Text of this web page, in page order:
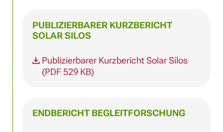
PUBLIZIERBARER KURZBERICHT
SOLAR SILOS
Publizierbarer Kurzbericht Solar Silos
(PDF 529 KB)
ENDBERICHT BEGLEITFORSCHUNG